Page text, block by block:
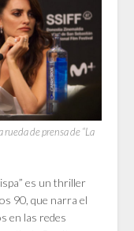
de prensa de “La
es un thriller
90, que narra el
en las redes